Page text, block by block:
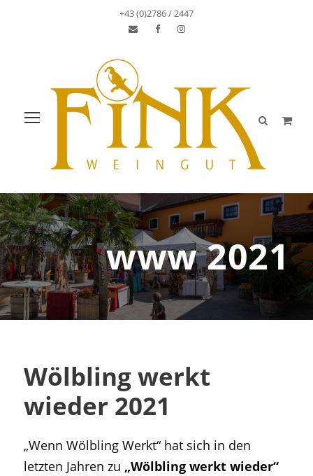
+43 (0)2786 / 2447
www 2021
Wölbling werkt
wieder 2021
„Wenn Wölbling Werkt“ hat sich in den
letzten Jahren zu „Wölbling werkt wieder“